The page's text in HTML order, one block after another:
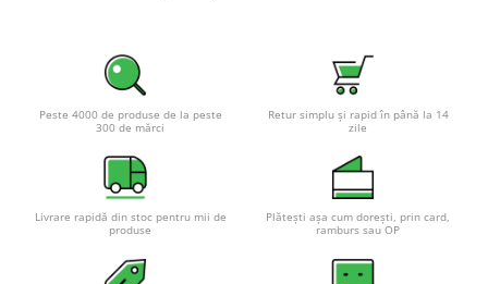
Peste 4000 de produse de la peste
300 de mărci
Retur simplu și rapid în până la 14
zile
Livrare rapidă din stoc pentru mii de
produse
Plătești așa cum dorești, prin card,
ramburs sau OP